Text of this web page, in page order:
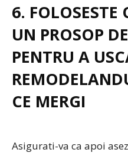
6. FOLOSESTE
UN PROSOP
PENTRU A
CE MERGI
Asigurati-va ca apoi